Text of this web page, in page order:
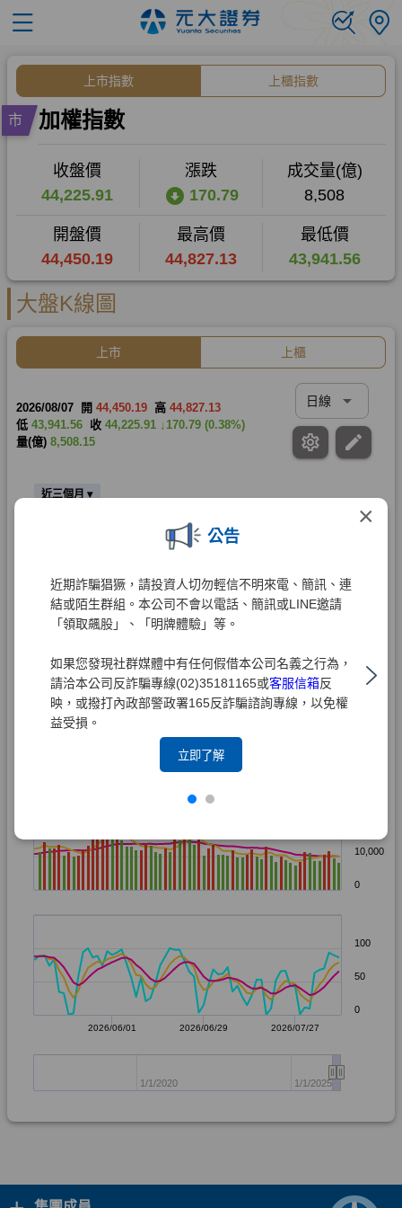
×
公告
近期詐騙猖獗，請投資人切勿輕信不明來電、簡訊、連
結或陌生群組。本公司不會以電話、簡訊或LINE邀請
「領取飆股」、「明牌體驗」等。
如果您發現社群媒體中有任何假借本公司名義之行為，
請洽本公司反詐騙專線(02)35181165或客服信箱反
映，或撥打內政部警政署165反詐騙諮詢專線，以免權
益受損。
立即了解